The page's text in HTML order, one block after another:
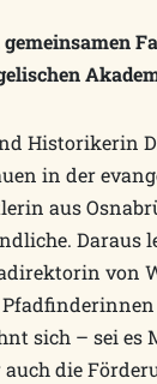
Historikerin
in der
aus
Daraus
von
sich – sei
die